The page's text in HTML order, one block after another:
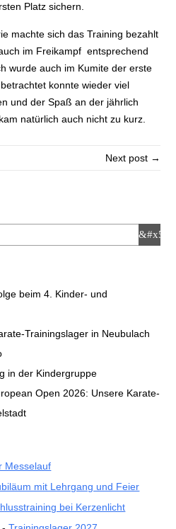
Platz sichern.
machte sich das Training bezahlt
im Freikampf entsprechend
wurde auch im Kumite der erste
konnte wieder viel
und der Spaß an der jährlich
natürlich auch nicht zu kurz.
Next post →
beim 4. Kinder- und
Trainingslager in Neubulach
in der Kindergruppe
Open 2026: Unsere Karate-
Messelauf
mit Lehrgang und Feier
bei Kerzenlicht